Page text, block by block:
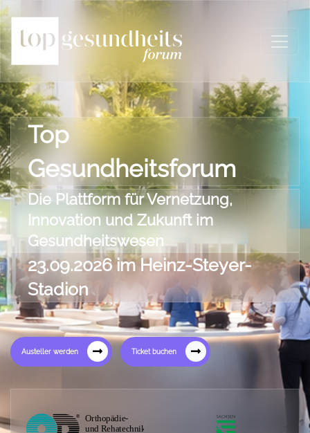
Top
Gesundheitsforum
Die Plattform für Vernetzung,
Innovation und Zukunft im
Gesundheitswesen
23.09.2026 im Heinz-Steyer-
Stadion
Austeller werden Ticket buchen